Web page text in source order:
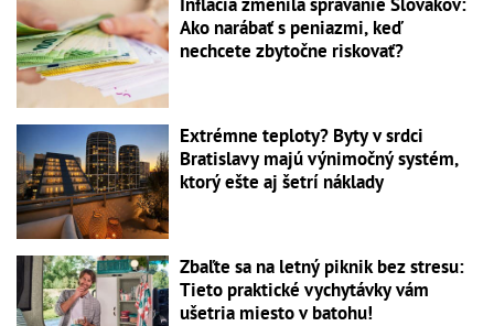
Ako narábať s peniazmi, keď
nechcete zbytočne riskovať?
Extrémne teploty? Byty v srdci
Bratislavy majú výnimočný systém,
ktorý ešte aj šetrí náklady
Zbaľte sa na letný piknik bez stresu:
Tieto praktické vychytávky vám
ušetria miesto v batohu!